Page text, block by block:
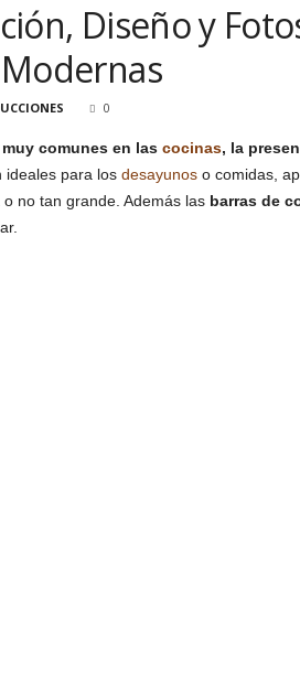
Diseño y
0
comunes en las cocinas, la
ideales para los desayunoso comidas,
no tan grande. Además las barras de